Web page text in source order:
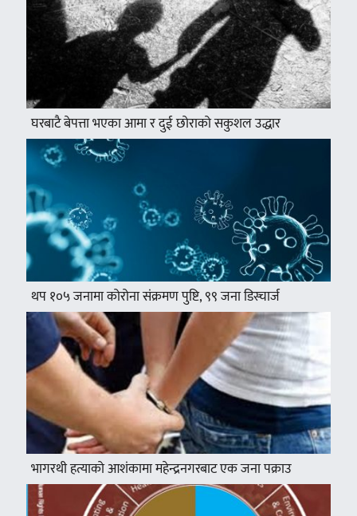
घरबाटै बेपत्ता भएका आमा र दुई छोराको सकुशल उद्धार
थप १०५ जनामा कोरोना संक्रमण पुष्टि, ९९ जना डिस्चार्ज
भागरथी हत्याको आशंकामा महेन्द्रनगरबाट एक जना पक्राउ